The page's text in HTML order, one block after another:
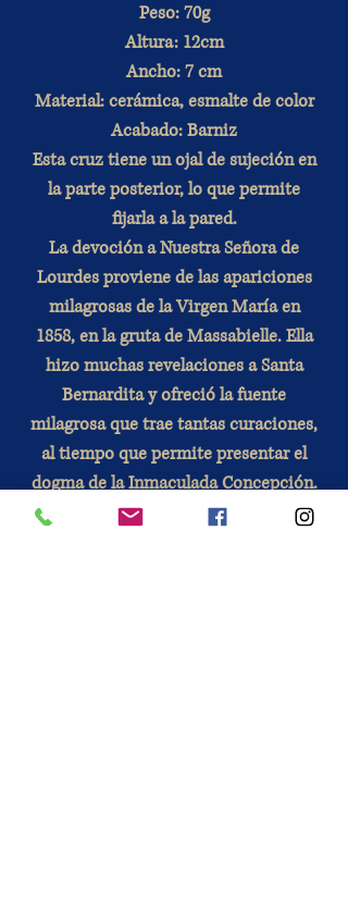
Peso: 70g
Altura: 12cm
Ancho: 7 cm
Material: cerámica, esmalte de color
Acabado: Barniz
Esta cruz tiene un ojal de sujeción en
la parte posterior, lo que permite
fijarla a la pared.
La devoción a Nuestra Señora de
Lourdes proviene de las apariciones
milagrosas de la Virgen María en
1858, en la gruta de Massabielle. Ella
hizo muchas revelaciones a Santa
Bernardita y ofreció la fuente
milagrosa que trae tantas curaciones,
al tiempo que permite presentar el
dogma de la Inmaculada Concepción.
La oración a Nuestra Señora de